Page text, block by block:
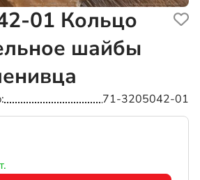
01 Кольцо
шайбы
71-3205042-01